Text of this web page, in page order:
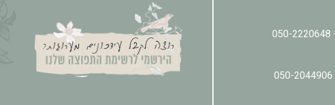
050-2220648
050-2044906